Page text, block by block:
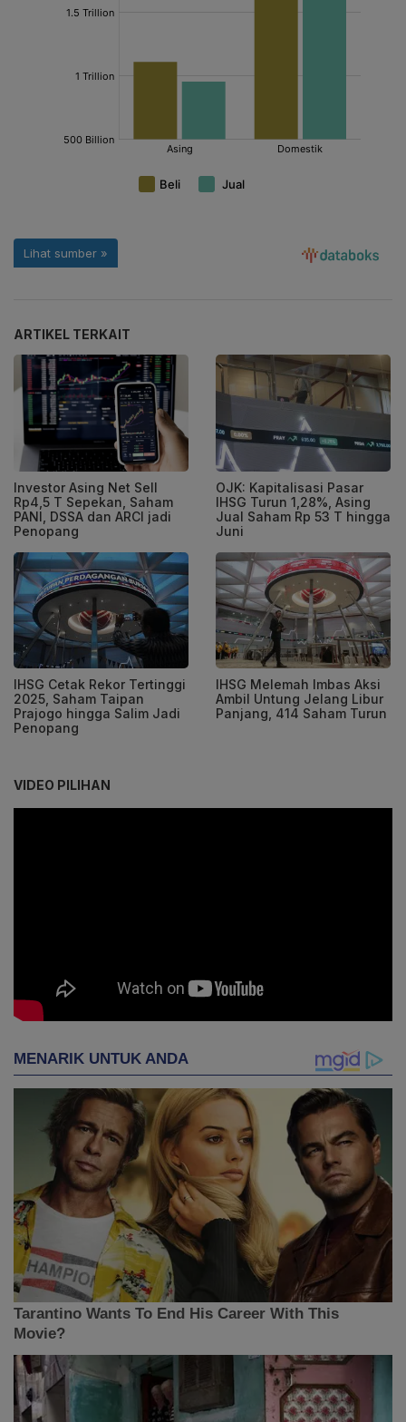
ARTIKEL TERKAIT
Investor Asing Net Sell
Rp4,5 T Sepekan, Saham
PANI, DSSA dan ARCI jadi
Penopang
OJK: Kapitalisasi Pasar
IHSG Turun 1,28%, Asing
Jual Saham Rp 53 T hingga
Juni
IHSG Cetak Rekor Tertinggi
2025, Saham Taipan
Prajogo hingga Salim Jadi
Penopang
IHSG Melemah Imbas Aksi
Ambil Untung Jelang Libur
Panjang, 414 Saham Turun
VIDEO PILIHAN